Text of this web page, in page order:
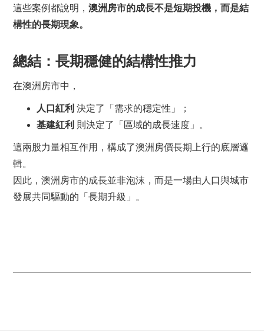
這些案例都說明，澳洲房市的成長不是短期投機，而是結
構性的長期現象。
總結：長期穩健的結構性推力
在澳洲房市中，
人口紅利 決定了「需求的穩定性」；
基建紅利 則決定了「區域的成長速度」。
這兩股力量相互作用，構成了澳洲房價長期上行的底層邏
輯。
因此，澳洲房市的成長並非泡沫，而是一場由人口與城市
發展共同驅動的「長期升級」。